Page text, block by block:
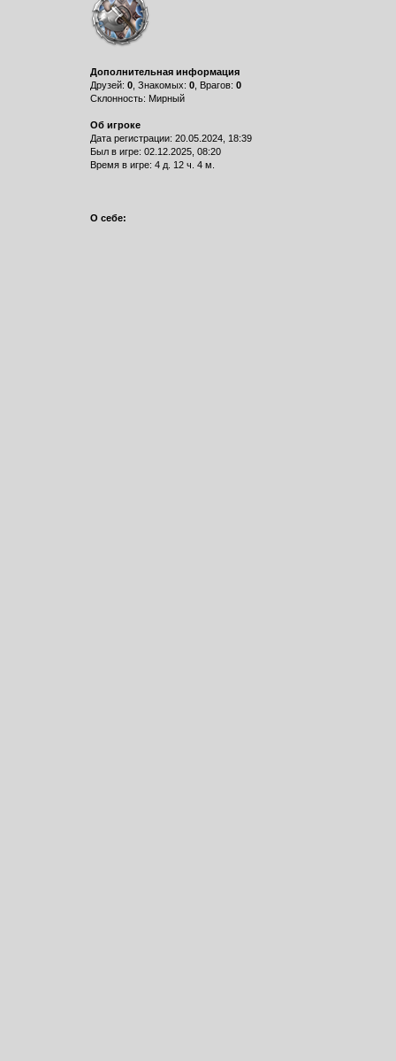
Дополнительная информация
Друзей: 0, Знакомых: 0, Врагов: 0
Склонность: Мирный
Об игроке
Дата регистрации: 20.05.2024, 18:39
Был в игре: 02.12.2025, 08:20
Время в игре: 4 д. 12 ч. 4 м.
О себе: